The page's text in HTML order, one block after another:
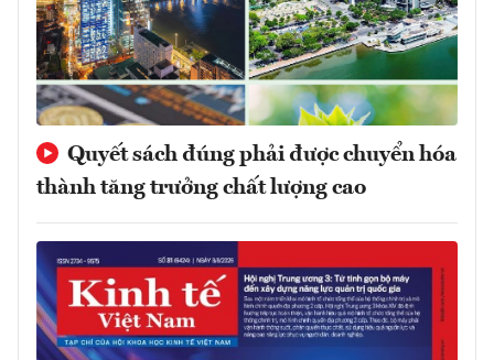
Quyết sách đúng phải được chuyển hóa
thành tăng trưởng chất lượng cao